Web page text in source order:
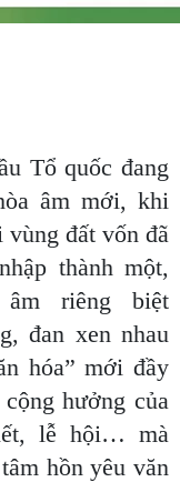
Tổ quốc đang
âm mới, khi
vùng đất vốn đã
thành một,
riêng biệt
đan xen nhau
hóa” mới đầy
hưởng của
lễ hội… mà
hồn yêu văn